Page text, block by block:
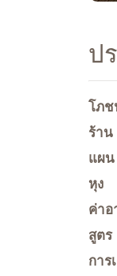
ป
โภช
ร้าน
แผน
หุง
ค่าอ
สูตร
การ